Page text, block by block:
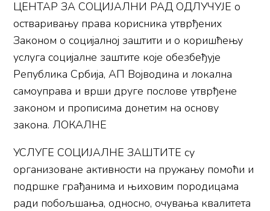
ЦЕНТАР ЗА СОЦИЈАЛНИ РАД ОДЛУЧУЈЕ о
остваривању права корисника утврђених
Законом о социјалној заштити и о коришћењу
услуга социјалне заштите које обезбеђује
Република Србија, АП Војводина и локална
самоуправа и врши друге послове утврђене
законом и прописима донетим на основу
закона. ЛОКАЛНЕ
УСЛУГЕ СОЦИЈАЛНЕ ЗАШТИТЕ су
организоване активности на пружању помоћи и
подршке грађанима и њиховим породицама
ради побољшања, односно, очувања квалитета